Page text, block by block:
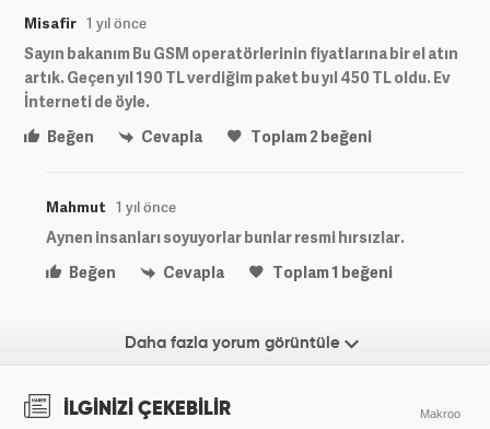
Misafir 1 yıl önce
Sayın bakanım Bu GSM operatörlerinin fiyatlarına bir el atın
artık. Geçen yıl 190 TL verdiğim paket bu yıl 450 TL oldu. Ev
İnterneti de öyle.
Beğen
Cevapla Toplam2 beğeni
Mahmut 1 yıl önce
Aynen insanları soyuyorlar bunlar resmi hırsızlar.
Beğen
Cevapla Toplam1 beğeni
Daha fazla yorum görüntüle
İLGİNİZİ ÇEKEBİLİR Makroo